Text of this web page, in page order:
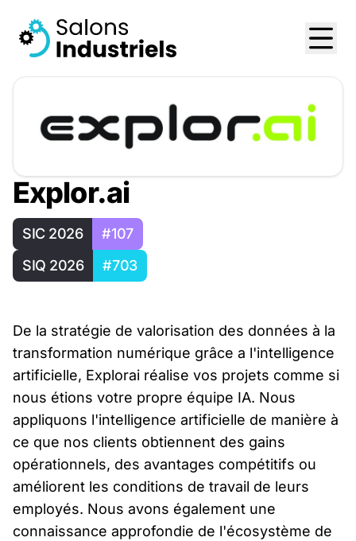
Explor.ai
SIC 2026
#107
SIQ 2026
#703
De la stratégie de valorisation des données à la
transformation numérique grâce a l'intelligence
artificielle, Explorai réalise vos projets comme si
nous étions votre propre équipe IA. Nous
appliquons l'intelligence artificielle de manière à
ce que nos clients obtiennent des gains
opérationnels, des avantages compétitifs ou
améliorent les conditions de travail de leurs
employés. Nous avons également une
connaissance approfondie de l'écosystème de